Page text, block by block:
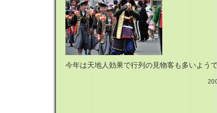
今年は天地人効果で行列の見物客も多いよう